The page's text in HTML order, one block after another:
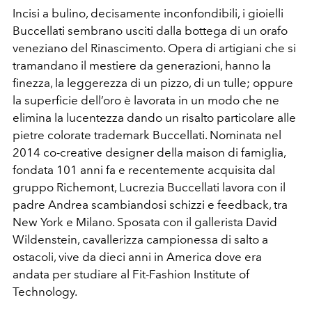
Incisi a bulino, decisamente inconfondibili, i gioielli
Buccellati sembrano usciti dalla bottega di un orafo
veneziano del Rinascimento. Opera di artigiani che si
tramandano il mestiere da generazioni, hanno la
finezza, la leggerezza di un pizzo, di un tulle; oppure
la superficie dell’oro è lavorata in un modo che ne
elimina la lucentezza dando un risalto particolare alle
pietre colorate trademark Buccellati. Nominata nel
2014 co-creative designer della maison di famiglia,
fondata 101 anni fa e recentemente acquisita dal
gruppo Richemont, Lucrezia Buccellati lavora con il
padre Andrea scambiandosi schizzi e feedback, tra
New York e Milano. Sposata con il gallerista David
Wildenstein, cavallerizza campionessa di salto a
ostacoli, vive da dieci anni in America dove era
andata per studiare al Fit-Fashion Institute of
Technology.